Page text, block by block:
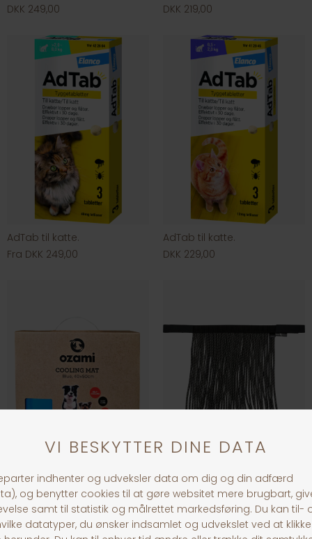
DKK 249,00
DKK 219,00
AdTab til katte.
Fra DKK 249,00
AdTab til katte.
DKK 229,00
Kølemåtte
Fra DKK 79,00
Fluepandebånd
DKK 49,00